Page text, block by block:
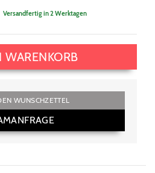
Versandfertig in 2 Werktagen
WARENKORB
WUNSCHZETTEL